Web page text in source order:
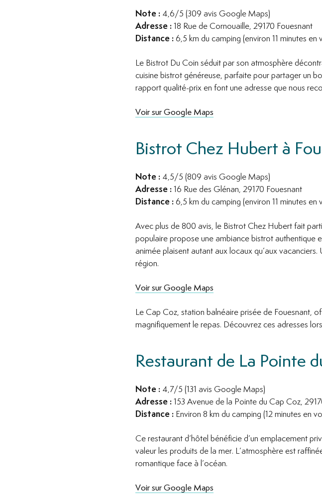
Note : 4,6/5 (309 avis Google Maps)
Adresse : 18 Rue de Cornouaille, 29170 Fouesnant
Distance : 6,5 km du camping (environ 11 minutes en
Le Bistrot Du Coin séduit par son atmosphère
cuisine bistrot généreuse, parfaite pour partager un
rapport qualité-prix en font une adresse que nous
Voir sur Google Maps
Bistrot Chez Hubert à
Note : 4,5/5 (809 avis Google Maps)
Adresse : 16 Rue des Glénan, 29170 Fouesnant
Distance : 6,5 km du camping (environ 11 minutes en
Avec plus de 800 avis, le Bistrot Chez Hubert fait
populaire propose une ambiance bistrot authentique
animée plaisent autant aux locaux qu’aux
région.
Voir sur Google Maps
Le Cap Coz, station balnéaire prisée de Fouesnant,
magnifiquement le repas. Découvrez ces adresses
Restaurant de La Pointe
Note : 4,7/5 (131 avis Google Maps)
Adresse : 153 Avenue de la Pointe du Cap Coz,
Distance : Environ 8 km du camping (12 minutes en
Ce restaurant d’hôtel bénéficie d’un emplacement
valeur les produits de la mer. L’atmosphère est
romantique face à l’océan.
Voir sur Google Maps